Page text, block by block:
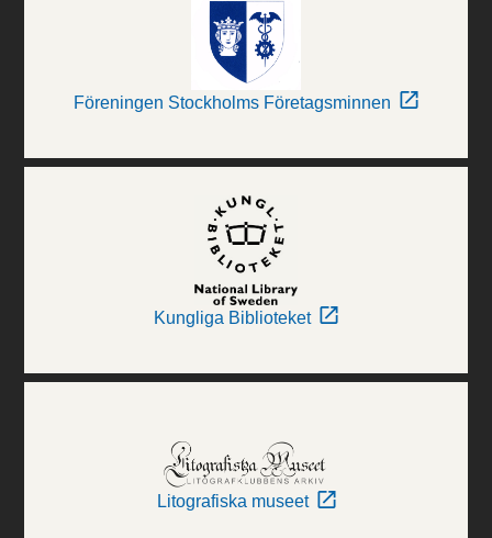
Föreningen Stockholms Företagsminnen
Kungliga Biblioteket
Litografiska museet